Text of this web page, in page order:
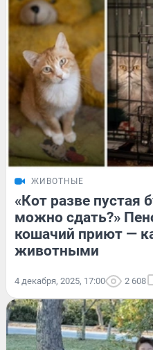
ЖИВОТНЫЕ
«Кот разве пустая
можно сдать?»
кошачий приют —
животными
4 декабря, 2025, 17:00 2 608